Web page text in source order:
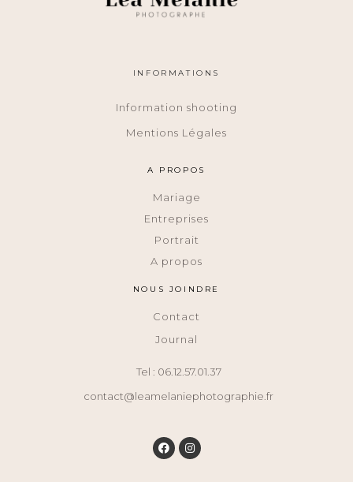
INFORMATIONS
Information shooting
Mentions Légales
A PROPOS
Mariage
Entreprises
Portrait
A propos
NOUS JOINDRE
Contact
Journal
Tel : 06.12.57.01.37
contact@leamelaniephotographie.fr